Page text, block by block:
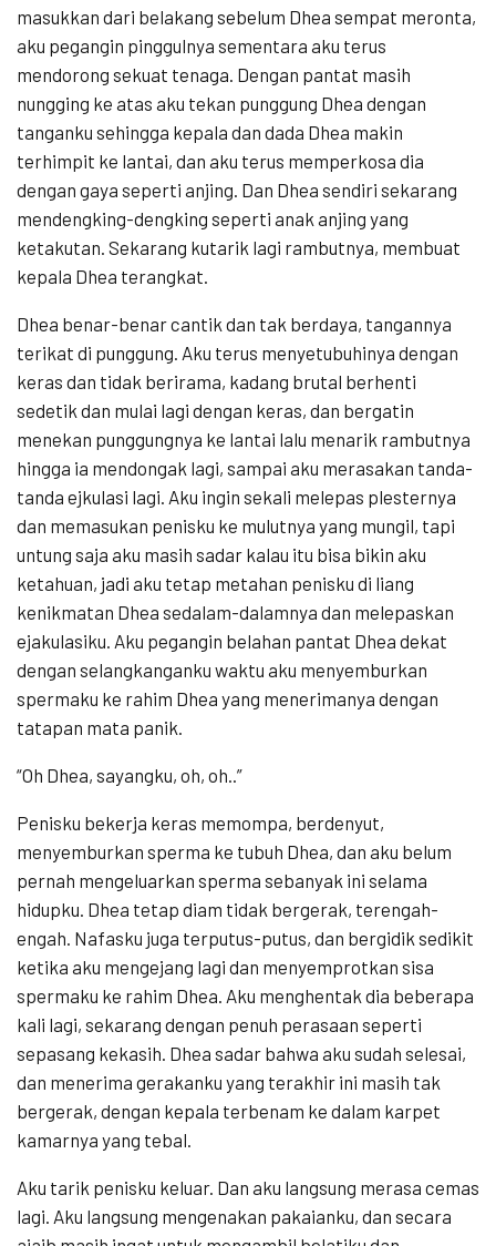
masukkan dari belakang sebelum Dhea sempat meronta,
aku pegangin pinggulnya sementara aku terus
mendorong sekuat tenaga. Dengan pantat masih
nungging ke atas aku tekan punggung Dhea dengan
tanganku sehingga kepala dan dada Dhea makin
terhimpit ke lantai, dan aku terus memperkosa dia
dengan gaya seperti anjing. Dan Dhea sendiri sekarang
mendengking-dengking seperti anak anjing yang
ketakutan. Sekarang kutarik lagi rambutnya, membuat
kepala Dhea terangkat.
Dhea benar-benar cantik dan tak berdaya, tangannya
terikat di punggung. Aku terus menyetubuhinya dengan
keras dan tidak berirama, kadang brutal berhenti
sedetik dan mulai lagi dengan keras, dan bergatin
menekan punggungnya ke lantai lalu menarik rambutnya
hingga ia mendongak lagi, sampai aku merasakan tanda-
tanda ejkulasi lagi. Aku ingin sekali melepas plesternya
dan memasukan penisku ke mulutnya yang mungil, tapi
untung saja aku masih sadar kalau itu bisa bikin aku
ketahuan, jadi aku tetap metahan penisku di liang
kenikmatan Dhea sedalam-dalamnya dan melepaskan
ejakulasiku. Aku pegangin belahan pantat Dhea dekat
dengan selangkanganku waktu aku menyemburkan
spermaku ke rahim Dhea yang menerimanya dengan
tatapan mata panik.
“Oh Dhea, sayangku, oh, oh..”
Penisku bekerja keras memompa, berdenyut,
menyemburkan sperma ke tubuh Dhea, dan aku belum
pernah mengeluarkan sperma sebanyak ini selama
hidupku. Dhea tetap diam tidak bergerak, terengah-
engah. Nafasku juga terputus-putus, dan bergidik sedikit
ketika aku mengejang lagi dan menyemprotkan sisa
spermaku ke rahim Dhea. Aku menghentak dia beberapa
kali lagi, sekarang dengan penuh perasaan seperti
sepasang kekasih. Dhea sadar bahwa aku sudah selesai,
dan menerima gerakanku yang terakhir ini masih tak
bergerak, dengan kepala terbenam ke dalam karpet
kamarnya yang tebal.
Aku tarik penisku keluar. Dan aku langsung merasa cemas
lagi. Aku langsung mengenakan pakaianku, dan secara